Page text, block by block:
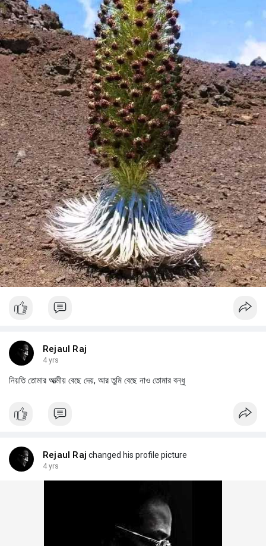
Rejaul Raj
4 yrs
নিয়তি তোমার আত্মীয় বেছে দেয়, আর তুমি বেছে নাও তোমার বন্ধু
Rejaul Raj changed his profile picture
4 yrs